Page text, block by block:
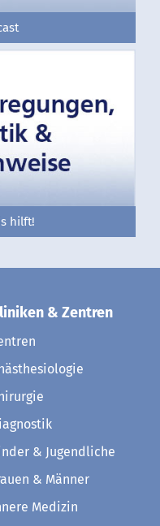
hilft!
& Zentren
& Jugendliche
& Männer
Medizin